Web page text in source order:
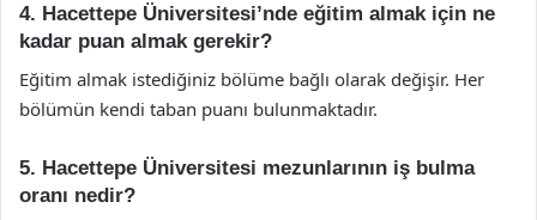
4. Hacettepe Üniversitesi’nde eğitim almak için ne
kadar puan almak gerekir?
Eğitim almak istediğiniz bölüme bağlı olarak değişir. Her
bölümün kendi taban puanı bulunmaktadır.
5. Hacettepe Üniversitesi mezunlarının iş bulma
oranı nedir?